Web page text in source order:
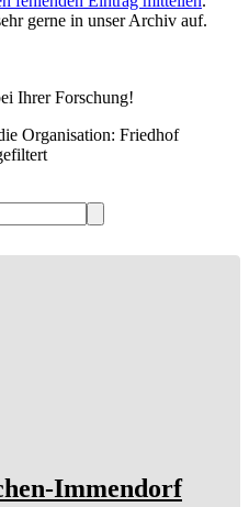
gerne in unser Archiv auf.
Ihrer Forschung!
Organisation: Friedhof
Immendorf